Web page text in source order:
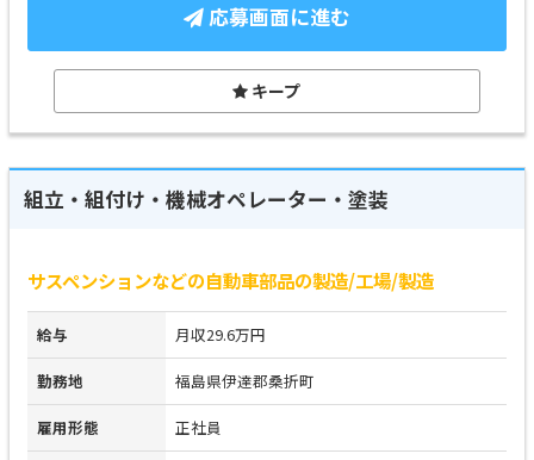
応募画面に進む
キープ
組立・組付け・機械オペレーター・塗装
サスペンションなどの自動車部品の製造/工場/製造
給与 月収29.6万円
勤務地 福島県伊達郡桑折町
雇用形態 正社員